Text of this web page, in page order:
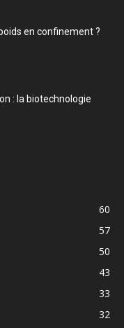
en confinement ?
: la biotechnologie
60
57
50
43
33
32